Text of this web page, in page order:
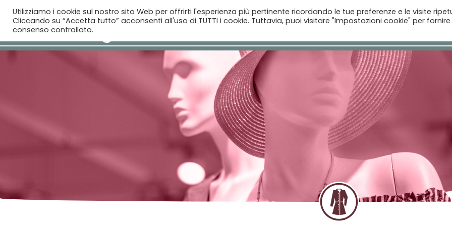
Home Aziende Il Catalogo Notizie
Utilizziamo i cookie sul nostro sito Web per offrirti l'esperienza più pertinente ricordando le tue preferenze e le visite
Cliccando su “Accetta tutto” acconsenti all'uso di TUTTI i cookie. Tuttavia, puoi visitare "Impostazioni cookie" per fornire
consenso controllato.